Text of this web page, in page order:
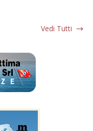
Vedi Tutti